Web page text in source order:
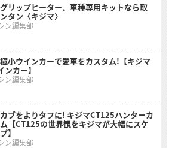
リップヒーター、車種専用キットなら取
タン〈キジマ〉
ン編集部
小ウインカーで愛車をカスタム!【キジマ
カー】
ン編集部
ブをよりタフに! キジマCT125ハンターカ
【CT125の世界観をキジマが大幅にスケ
】
ン編集部